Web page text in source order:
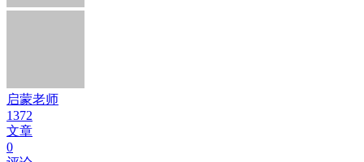
启蒙老师
1372
文章
0